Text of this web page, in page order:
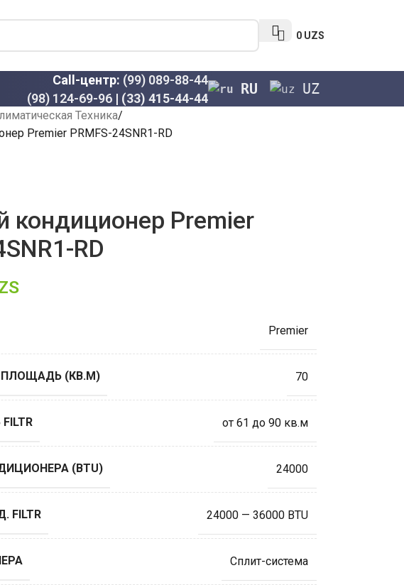
0 UZS
Call-центр: (99) 089-88-44
(98) 124-69-96 | (33) 415-44-44
RU UZ
Техника
Premier PRMFS-24SNR1-RD
кондиционер Premier
RD
Premier
(КВ.М) 70
от 61 до 90 кв.м
(BTU) 24000
FILTR 24000 — 36000 BTU
Сплит-система